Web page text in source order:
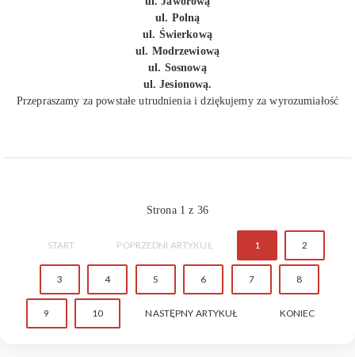
ul. Polną
ul. Świerkową
ul. Modrzewiową
ul. Sosnową
ul. Jesionową.
Przepraszamy za powstałe utrudnienia i dziękujemy za wyrozumiałość
Strona 1 z 36
START POPRZEDNI ARTYKUŁ 1 2
3 4 5 6 7 8
9 10 NASTĘPNY ARTYKUŁ KONIEC